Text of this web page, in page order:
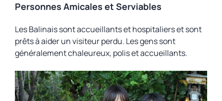
Personnes Amicales et Serviables
Les Balinais sont accueillants et hospitaliers et sont
prêts à aider un visiteur perdu. Les gens sont
généralement chaleureux, polis et accueillants.